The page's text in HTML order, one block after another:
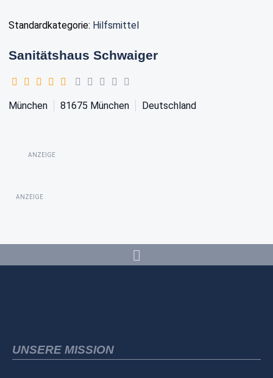
Standardkategorie: Hilfsmittel
Sanitätshaus Schwaiger
München 81675 München Deutschland
ANZEIGE
ANZEIGE
UNSERE MISSION